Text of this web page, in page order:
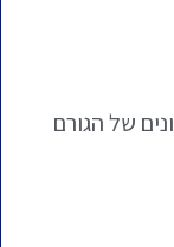
של הגורם